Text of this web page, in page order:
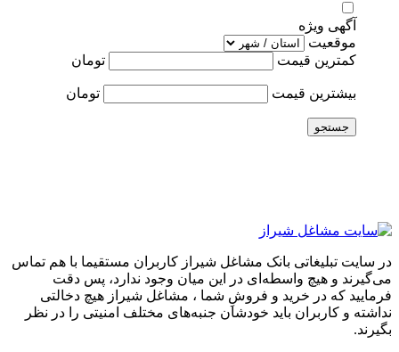
آگهی ویژه
موقعیت
کمترین قیمت
تومان
بیشترین قیمت تومان
جستجو
در سایت تبلیغاتی بانک مشاغل شیراز کاربران مستقیما با هم تماس
می‌گیرند و هیچ واسطه‌ای در این میان وجود ندارد، پس دقت
فرمایید که در خرید و فروشِ شما ، مشاغل شیراز هیچ دخالتی
نداشته و کاربران باید خودشان جنبه‌های مختلف امنیتی را در نظر
بگیرند.